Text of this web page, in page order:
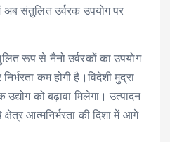
अब संतुलित उर्वरक उपयोग पर
रूप से नैनो उर्वरकों का उपयोग
कम होगी है।विदेशी मुद्रा
को बढ़ावा मिलेगा। उत्पादन
आत्मनिर्भरता की दिशा में आगे